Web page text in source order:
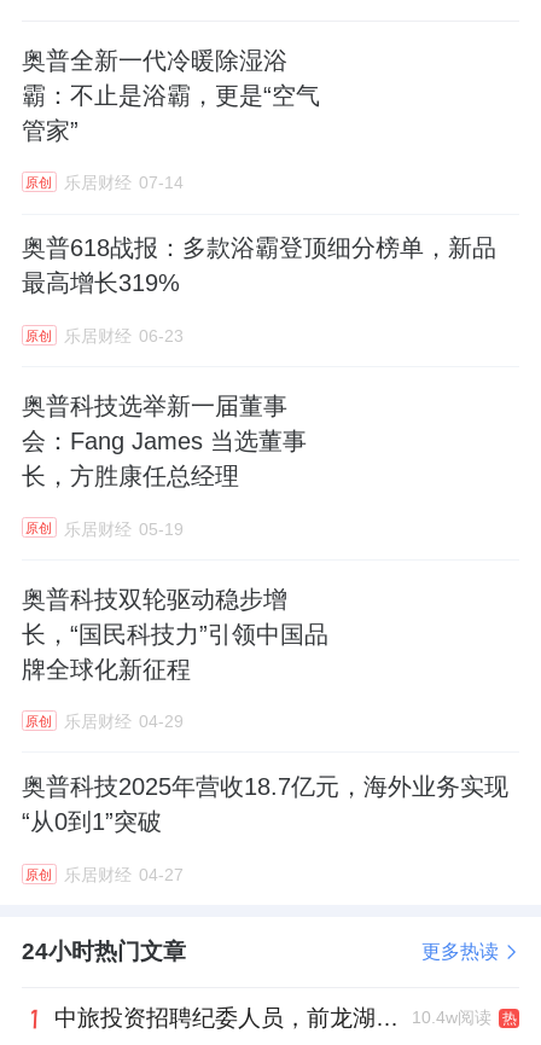
奥普全新一代冷暖除湿浴
霸：不止是浴霸，更是“空气
管家”
原创 乐居财经 07-14
奥普618战报：多款浴霸登顶细分榜单，新品
最高增长319%
原创 乐居财经 06-23
奥普科技选举新一届董事
会：Fang James 当选董事
长，方胜康任总经理
原创 乐居财经 05-19
奥普科技双轮驱动稳步增
长，“国民科技力”引领中国品
牌全球化新征程
原创 乐居财经 04-29
奥普科技2025年营收18.7亿元，海外业务实现
“从0到1”突破
原创 乐居财经 04-27
24小时热门文章 更多热读
中旅投资招聘纪委人员，前龙湖副总裁胡若翔掌舵 10.4w阅读 热